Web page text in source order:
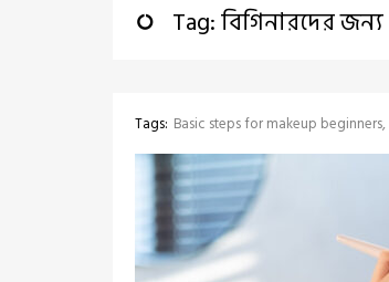
Tag: বিগিনারদের
Tags: Basic steps for makeup beginners